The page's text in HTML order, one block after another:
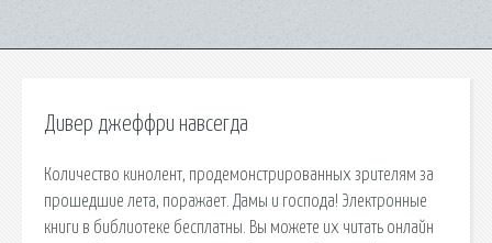
Дивер джеффри навсегда
Количество кинолент, продемонстрированных зрителям за
прошедшие лета, поражает. Дамы и господа! Электронные
книги в библиотеке бесплатны. Вы можете их читать онлайн